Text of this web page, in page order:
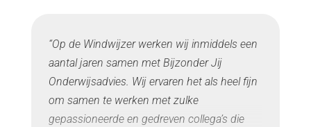
“Op de Windwijzer werken wij inmiddels een
aantal jaren samen met Bijzonder Jij
Onderwijsadvies. Wij ervaren het als heel fijn
om samen te werken met zulke
gepassioneerde en gedreven collega’s die